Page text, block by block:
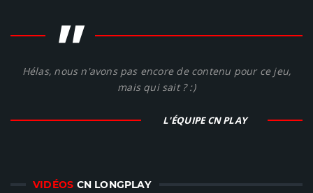
"
Hélas, nous n'avons pas encore de contenu pour ce jeu,
mais qui sait ? :)
L'ÉQUIPE CN PLAY
VIDÉOS CN LONGPLAY